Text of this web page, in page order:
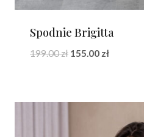
Spodnie Brigitta
199.00zł Pierwotna
155.00 złAktualna